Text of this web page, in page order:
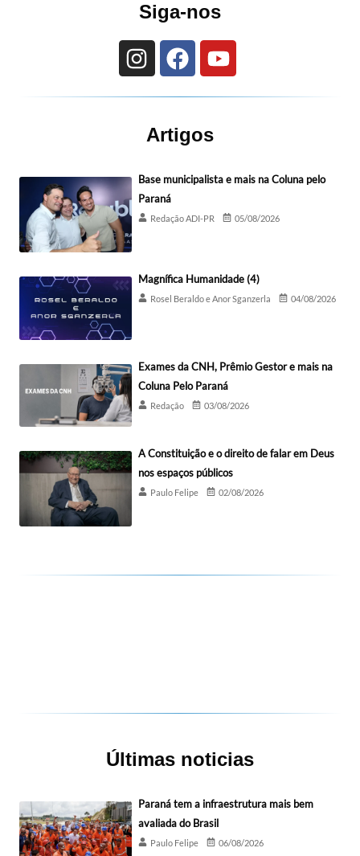
Siga-nos
Artigos
Base municipalista e mais na Coluna pelo
Paraná
Redação ADI-PR 05/08/2026
Magnífica Humanidade (4)
Rosel Beraldo e Anor Sganzerla 04/08/2026
Exames da CNH, Prêmio Gestor e mais na
Coluna Pelo Paraná
Redação 03/08/2026
A Constituição e o direito de falar em Deus
nos espaços públicos
Paulo Felipe 02/08/2026
Últimas noticias
Paraná tem a infraestrutura mais bem
avaliada do Brasil
Paulo Felipe 06/08/2026